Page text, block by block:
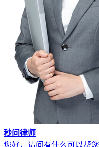
秒问律师
您好，请问有什么可以帮您